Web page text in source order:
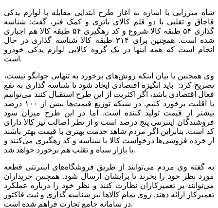
شاه میرزایی با اشاره به آغاز طرح ابتدایی مقابله با لوازم یدکی
قاچاق و تقلبی با دو قلم کالای باتری و کمک فنر، گفت: شناسه
گذاری ۵۴ طبقه کالا شروع و کد رهگیری ۵۴ طبقه کالا هم اجباری
شده است. همچنین برای ۳۱۴ طبقه کالا شناسه گذاری در حال
انجام است که همه اینها در یک گروه کالایی لوازم یدکی خودرو
است.
وی همچنین با بیان اینکه روش‌های برخورد به تنهایی جوابگو نیست،
تصریح کرد: باید انگیزه اقتصادی ایجاد شود تا شناسه گذاری به نفع
فعال اقتصادی باشد، اگر اکثریت از این طرح استقبال کنند می‌توانیم
با اقلیت برخورد کنیم. در شبکه توزیع قیمت‌ها بیش از ۱۰۰ درصد
بیشتر از قیمت تولید کننده است. اما در این طرح میزان سود
فروشندگان اینترنتی پنج درصد است و از نظر اصالت نیز کالا دارای
کد است. بنابراین اگر مردم شاهد خدمت بهتری با قیمت بهتر باشند
از خرده فروشی‌ها درخواست کالا با شناسه و کد رهگیری می‌کنند و
با بازار سیاه و تقلب هم برخورد خواهد شد.
به گفته وی مردم می‌توانند از طریق فروشگاه‌های اینترنتی قطعه
مورد نظر خود را بخرند تا برایشان ارسال شود. همچنین خریداران
می‌توانند بر تعمیرکاران نظارت کنند و نظر خود را درباره عملکرد
تعمیرکار ارائه دهند. روی تمام کالاها نیز شناسه گذاری و ثبت فاکتور
در سامانه جامع تجارت فراهم شده است.